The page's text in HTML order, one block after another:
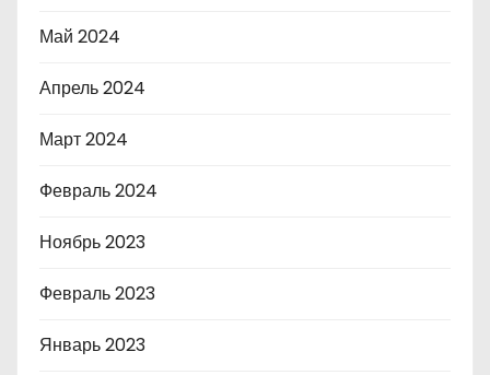
Май 2024
Апрель 2024
Март 2024
Февраль 2024
Ноябрь 2023
Февраль 2023
Январь 2023